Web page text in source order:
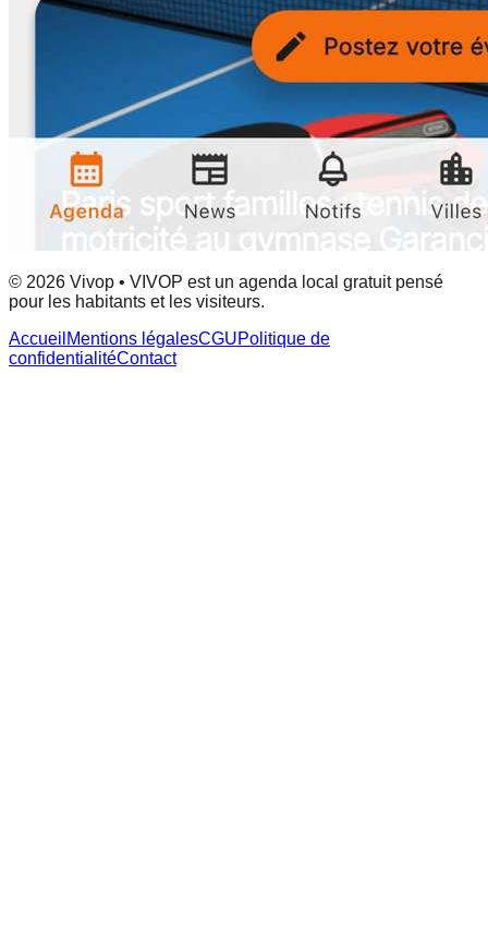
© 2026 Vivop • VIVOP est un agenda local gratuit pensé
pour les habitants et les visiteurs.
Accueil Mentions légalesCGUPolitique de
confidentialitéContact